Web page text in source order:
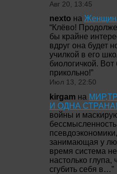
Авг 20, 13:45
nexto на
“Клёво!
бы крайне
вдруг она будет
училкой в его
биологичкой.
прикольно!”
Июл 13, 22:50
kirgam на
И ОДНА СТРАНА!
войны и
бессмысленность
псевдоэкономики,
занимающая у
время система не
настолько глупа,
сгубить себя в…”